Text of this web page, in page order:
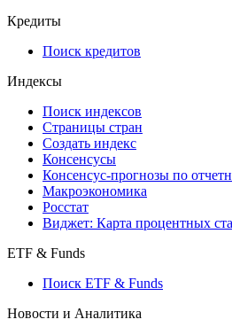
Кредиты
Поиск кредитов
Индексы
Поиск индексов
Страницы стран
Создать индекс
Консенсусы
Консенсус-прогнозы по
Макроэкономика
Росстат
Виджет: Карта процентных
ETF & Funds
Поиск ETF & Funds
Новости и Аналитика